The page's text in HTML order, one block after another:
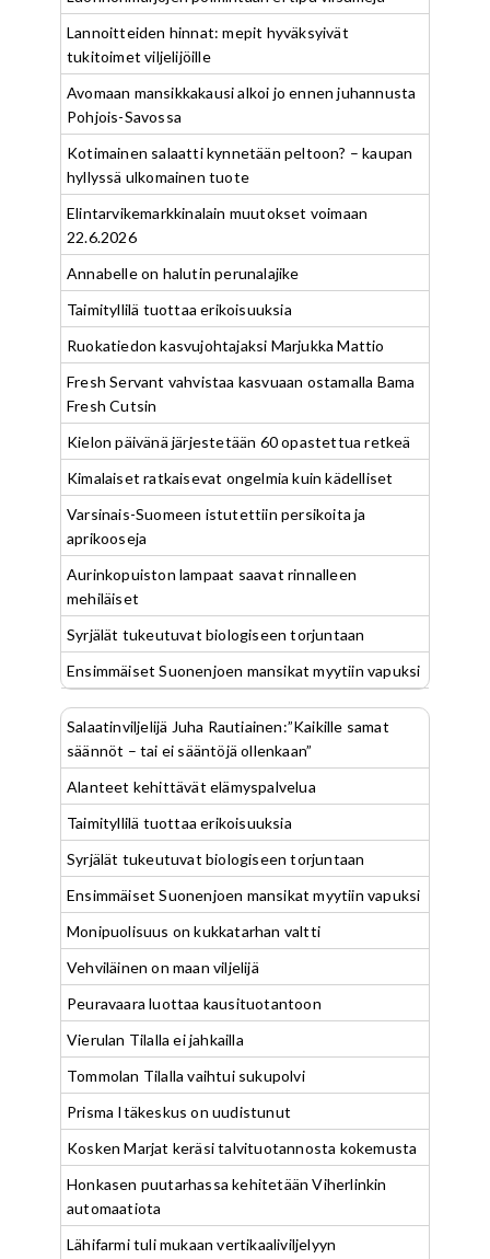
Lannoitteiden hinnat: mepit hyväksyivät
tukitoimet viljelijöille
Avomaan mansikkakausi alkoi jo ennen juhannusta
Pohjois-Savossa
Kotimainen salaatti kynnetään peltoon? – kaupan
hyllyssä ulkomainen tuote
Elintarvikemarkkinalain muutokset voimaan
22.6.2026
Annabelle on halutin perunalajike
Taimityllilä tuottaa erikoisuuksia
Ruokatiedon kasvujohtajaksi Marjukka Mattio
Fresh Servant vahvistaa kasvuaan ostamalla Bama
Fresh Cutsin
Kielon päivänä järjestetään 60 opastettua retkeä
Kimalaiset ratkaisevat ongelmia kuin kädelliset
Varsinais-Suomeen istutettiin persikoita ja
aprikooseja
Aurinkopuiston lampaat saavat rinnalleen
mehiläiset
Syrjälät tukeutuvat biologiseen torjuntaan
Ensimmäiset Suonenjoen mansikat myytiin vapuksi
Salaatinviljelijä Juha Rautiainen:”Kaikille samat
säännöt – tai ei sääntöjä ollenkaan”
Alanteet kehittävät elämyspalvelua
Taimityllilä tuottaa erikoisuuksia
Syrjälät tukeutuvat biologiseen torjuntaan
Ensimmäiset Suonenjoen mansikat myytiin vapuksi
Monipuolisuus on kukkatarhan valtti
Vehviläinen on maan viljelijä
Peuravaara luottaa kausituotantoon
Vierulan Tilalla ei jahkailla
Tommolan Tilalla vaihtui sukupolvi
Prisma Itäkeskus on uudistunut
Kosken Marjat keräsi talvituotannosta kokemusta
Honkasen puutarhassa kehitetään Viherlinkin
automaatiota
Lähifarmi tuli mukaan vertikaaliviljelyyn